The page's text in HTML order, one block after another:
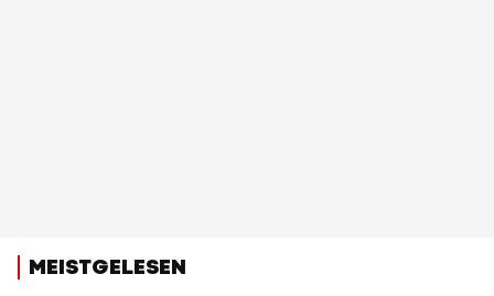
MEISTGELESEN